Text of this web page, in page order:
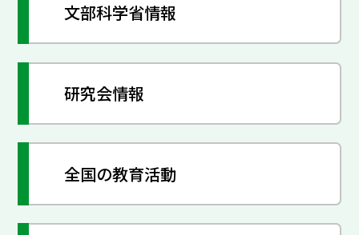
文部科学省情報
研究会情報
全国の教育活動